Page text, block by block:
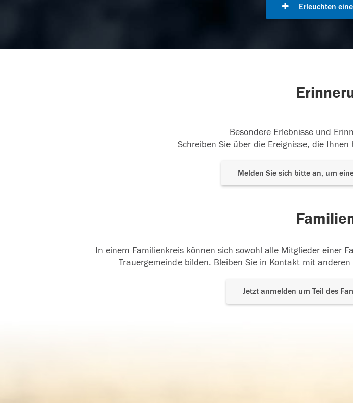
Erleuchten
Besondere Erlebnisse und
Schreiben Sie über die Ereignisse, die
Melden Sie sich bitte an, um
In einem Familienkreis können sich sowohl alle Mitglieder einer
Trauergemeinde bilden. Bleiben Sie in Kontakt mit
Jetzt anmelden um Teil des